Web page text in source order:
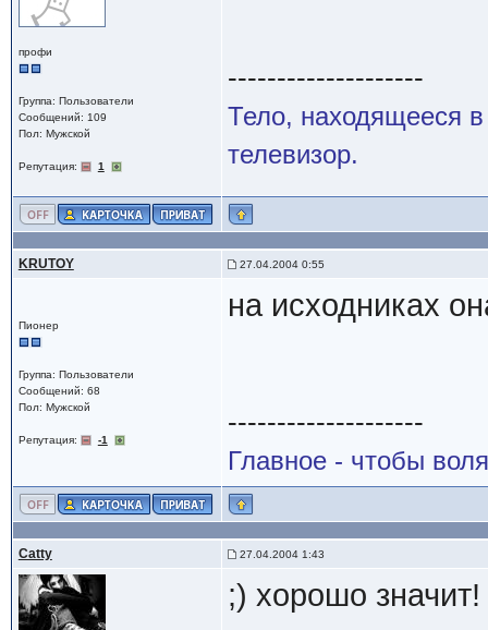
профи
Группа: Пользователи
Сообщений: 109
Пол: Мужской
Репутация: 1
--------------------
Тело, находящееся в
телевизор.
KRUTOY 27.04.2004 0:55
Пионер
Группа: Пользователи
Сообщений: 68
Пол: Мужской
Репутация: -1
на исходниках
--------------------
Главное - чтобы
Catty 27.04.2004 1:43
;) хорошо значит!